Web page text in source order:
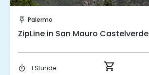
push_pin Palermo
ZipLine in San Mauro Castelverde
timer 1 Stunde shopping_cart